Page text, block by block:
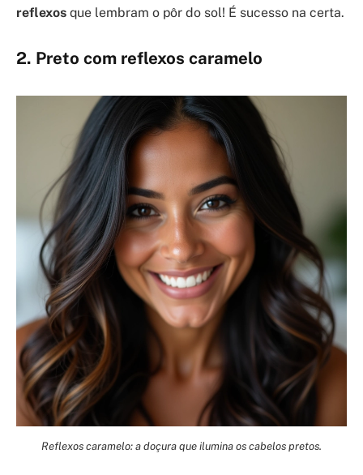
reflexos que lembram o pôr do sol! É sucesso na certa.
2. Preto com reflexos caramelo
Reflexos caramelo: a doçura que ilumina os cabelos pretos.